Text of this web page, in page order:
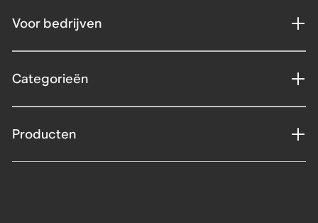
Voor bedrijven
Categorieën
Producten